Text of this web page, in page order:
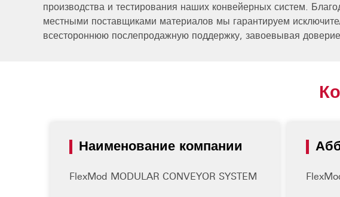
производства и тестирования наших конвейерных систем.
местными поставщиками материалов мы гарантируем
всестороннюю послепродажную поддержку, завоевывая
Наименование компании
FlexMod MODULAR CONVEYOR SYSTEM